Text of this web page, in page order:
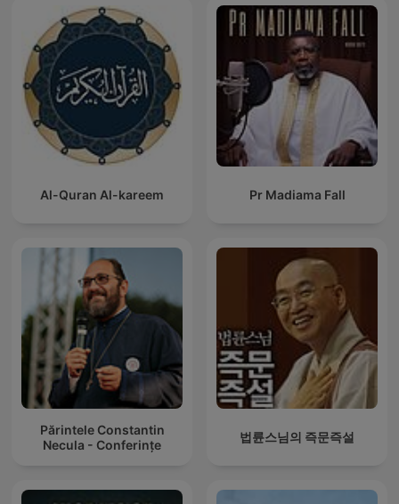
Al-Quran Al-kareem Pr Madiama Fall
Părintele Constantin
Necula - Conferințe
법륜스님의 즉문즉설